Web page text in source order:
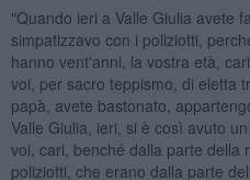
"Quando ieri a Valle Giulia avete
simpatizzavo con i poliziotti,
hanno vent'anni, la vostra età,
voi, per sacro teppismo, di eletta
papà, avete bastonato,
Valle Giulia, ieri, si è così avuto
voi, cari, benché dalla parte della
poliziotti, che erano dalla parte